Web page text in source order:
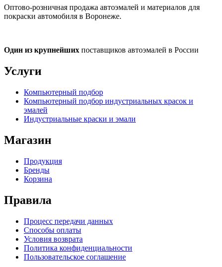
Оптово-розничная продажа автоэмалей и материалов для
покраски автомобиля в Воронеже.
Один из крупнейших поставщиков автоэмалей в России
Услуги
Компьютерный подбор
Компьютерный подбор индустриальных красок и
эмалей
Индустриальные краски и эмали
Магазин
Продукция
Бренды
Корзина
Правила
Процесс передачи данных
Способы оплаты
Условия возврата
Политика конфиденциальности
Пользовательское соглашение